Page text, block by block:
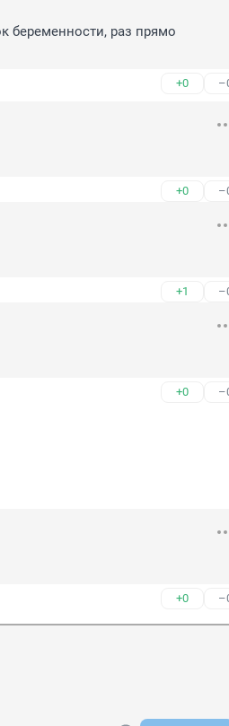
беременности, раз прямо
+0
+0
+1
+0
+0